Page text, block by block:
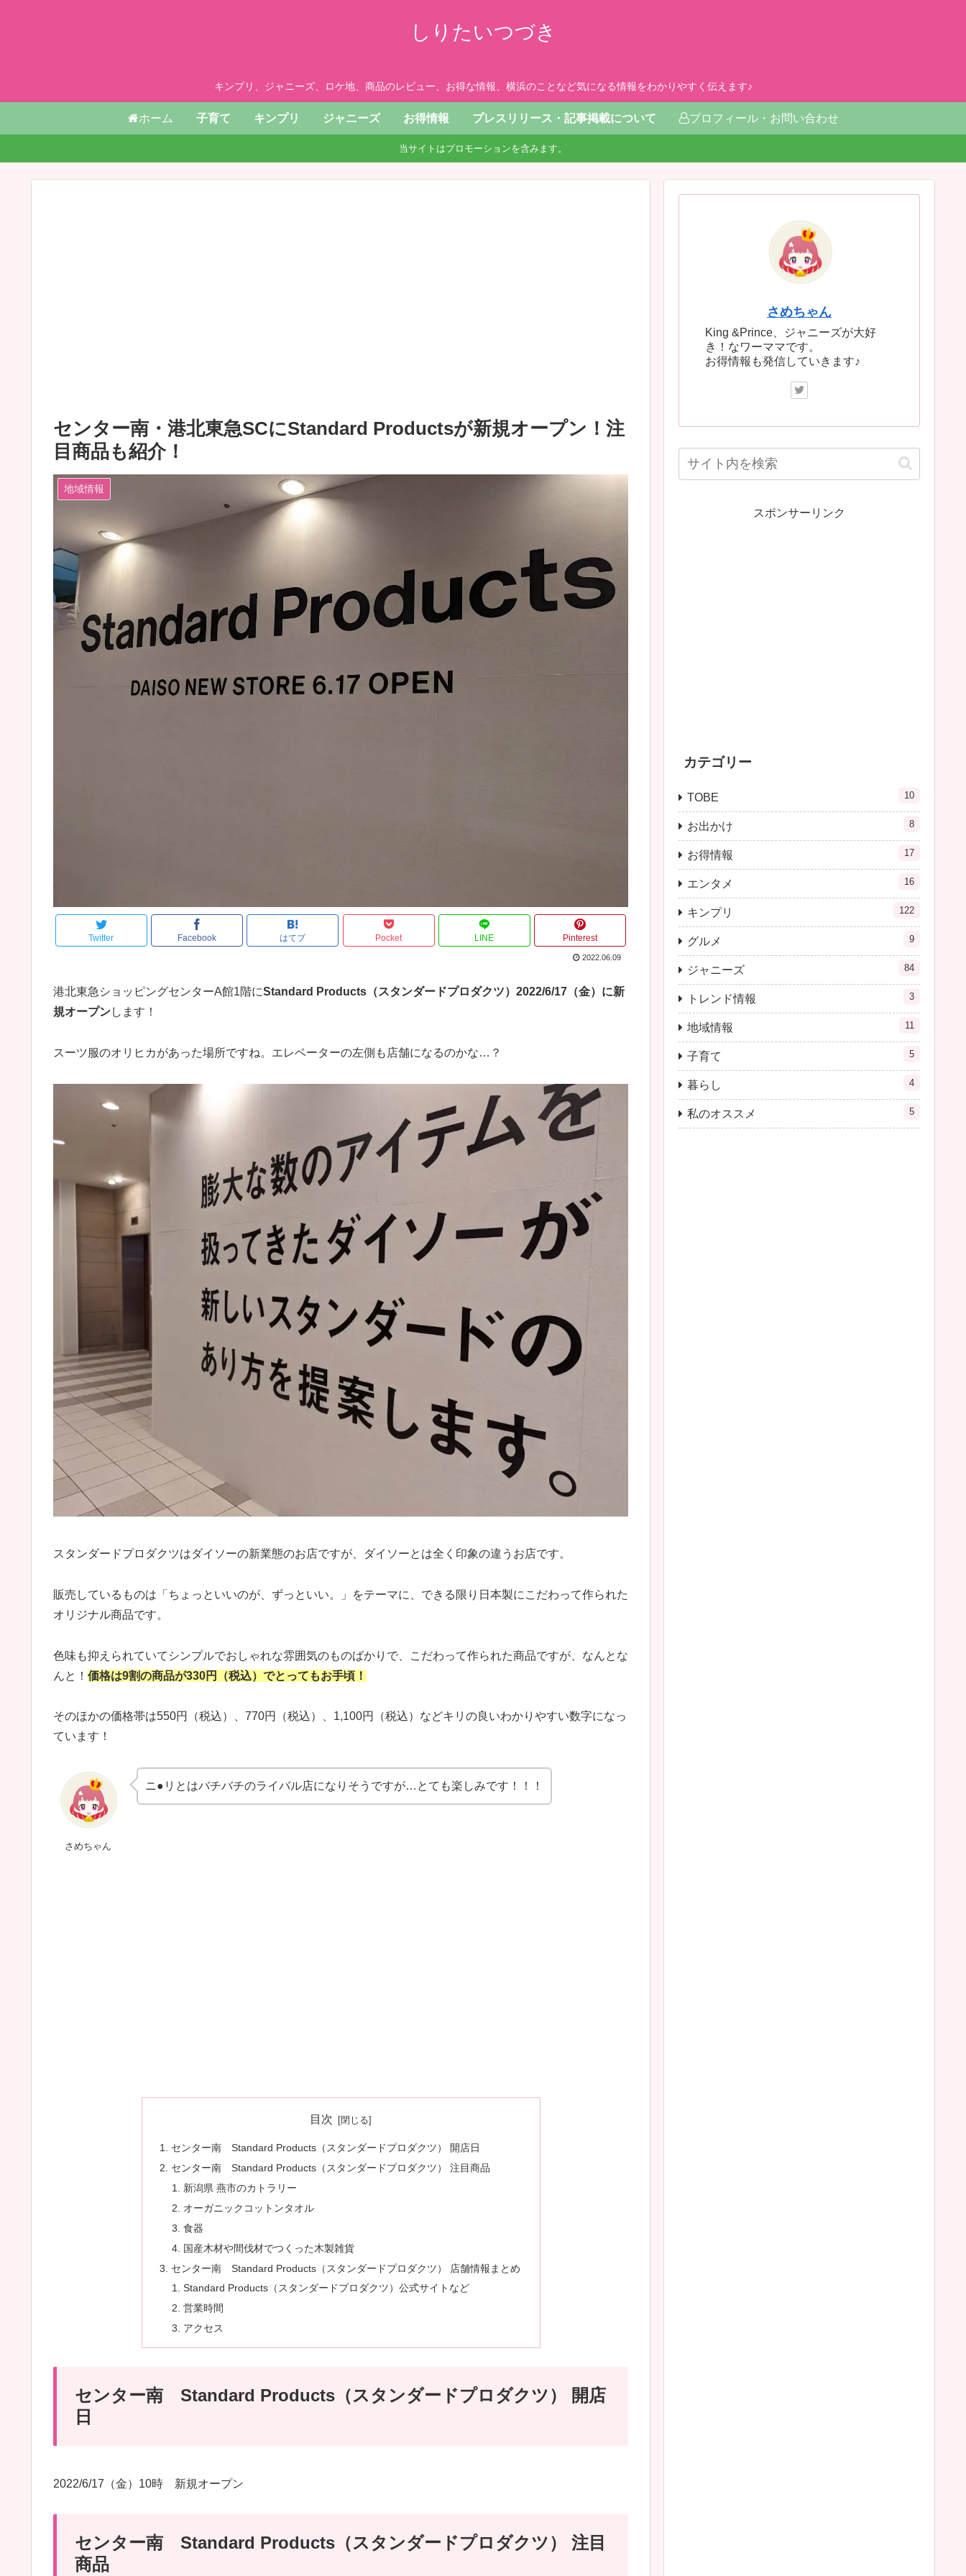
しりたいつづき
キンプリ、ジャニーズ、ロケ地、商品のレビュー、お得な情報、横浜のことなど気になる情報をわかりやすく伝えます♪
ホーム 子育て キンプリ ジャニーズ お得情報 プレスリリース・記事掲載について プロフィール・お問い合わせ
当サイトはプロモーションを含みます。
センター南・港北東急SCにStandard Productsが新規オープン！注
目商品も紹介！
地域情報
Twitter Facebook はてブ Pocket LINE Pinterest
2022.06.09
港北東急ショッピングセンターA館1階にStandard Products（スタンダードプロダクツ）2022/6/17（金）に新
規オープンします！
スーツ服のオリヒカがあった場所ですね。エレベーターの左側も店舗になるのかな…？
スタンダードプロダクツはダイソーの新業態のお店ですが、ダイソーとは全く印象の違うお店です。
販売しているものは「ちょっといいのが、ずっといい。」をテーマに、 できる限り日本製にこだわって作られた
オリジナル商品です。
色味も抑えられていてシンプルでおしゃれな雰囲気のものばかりで、
こだわって作られた商品ですが、なんとな
んと！ 価格は9割の商品が330円（税込）でとってもお手頃！
そのほかの価格帯は550円 （税込） 、770円 （税込） 、1,100円
（税込）などキリの良いわかりやすい数字になっ
ています！
さめちゃん
ニ●リとはバチバチのライバル店になりそうですが…とても楽しみです！！！
目次
センター南 Standard Products（スタンダードプロダクツ） 開店日
センター南 Standard Products（スタンダードプロダクツ） 注目商品
新潟県 燕市のカトラリー
オーガニックコットンタオル
食器
国産木材や間伐材でつくった木製雑貨
センター南 Standard Products（スタンダードプロダクツ） 店舗情報まとめ
Standard Products（スタンダードプロダクツ）公式サイトなど
営業時間
アクセス
センター南 Standard Products（スタンダードプロダクツ） 開店
日
2022/6/17（金）10時 新規オープン
センター南 Standard Products（スタンダードプロダクツ） 注目
商品
さめちゃん
King &Prince、ジャニーズが大好
き！なワーママです。
お得情報も発信していきます♪
スポンサーリンク
カテゴリー
TOBE 10
お出かけ 8
お得情報 17
エンタメ 16
キンプリ 122
グルメ 9
ジャニーズ 84
トレンド情報 3
地域情報 11
子育て 5
暮らし 4
私のオススメ 5